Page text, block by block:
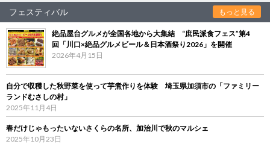
フェスティバル もっと見る
絶品屋台グルメが全国各地から大集結 “庶民派食フェス”第4
回「川口×絶品グルメビール＆日本酒祭り2026」を開催
2026年4月15日
自分で収穫した秋野菜を使って芋煮作りを体験 埼玉県加須市の「ファミリー
ランドむさしの村」
2025年11月4日
春だけじゃもったいないさくらの名所、加治川で秋のマルシェ
2025年10月23日